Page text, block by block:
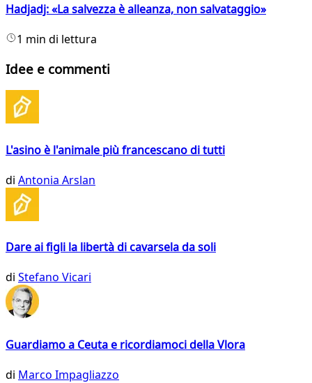
Hadjadj: «La salvezza è alleanza, non salvataggio»
1 min di lettura
Idee e commenti
L'asino è l'animale più francescano di tutti
di Antonia Arslan
Dare ai figli la libertà di cavarsela da soli
di Stefano Vicari
Guardiamo a Ceuta e ricordiamoci della Vlora
di Marco Impagliazzo